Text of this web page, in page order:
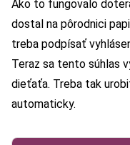
Ako to fungovalo
dostal na pôrodnici
treba podpísať
Teraz sa tento súhlas
dieťaťa. Treba tak
automaticky.